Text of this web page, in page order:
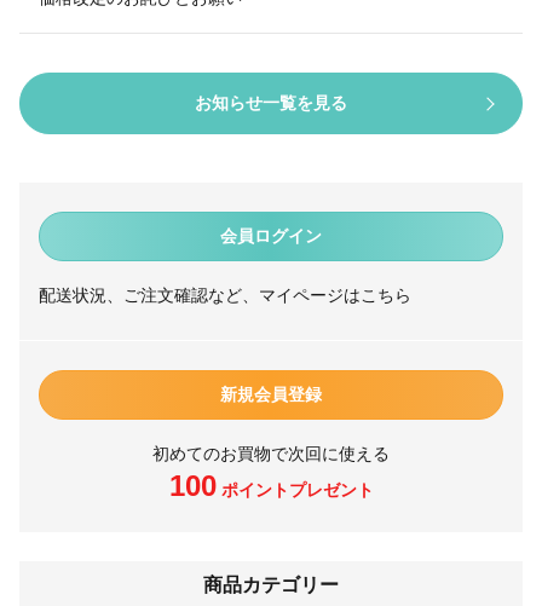
会員ログイン
配送状況、ご注文確認など、マイページはこちら
新規会員登録
初めてのお買物で次回に使える
100ポイントプレゼント
商品カテゴリー
お知らせ一覧を見る